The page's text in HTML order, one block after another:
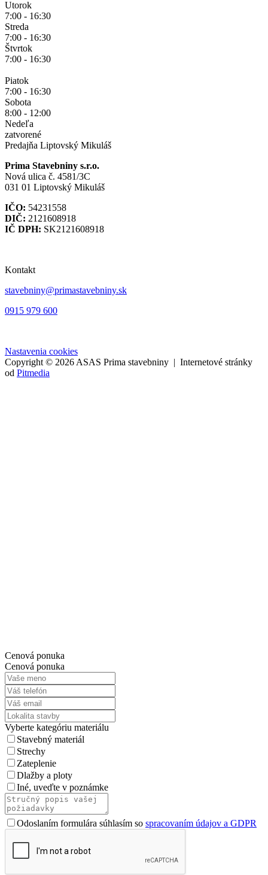
Utorok
7:00 - 16:30
Streda
7:00 - 16:30
Štvrtok
7:00 - 16:30
Piatok
7:00 - 16:30
Sobota
8:00 - 12:00
Nedeľa
zatvorené
Predajňa Liptovský Mikuláš
Prima Stavebniny s.r.o.
Nová ulica č. 4581/3C
031 01 Liptovský Mikuláš
IČO: 54231558
DIČ: 2121608918
IČ DPH: SK2121608918
Kontakt
stavebniny@primastavebniny.sk
0915 979 600
Nastavenia cookies
Copyright © 2026 ASAS Prima stavebniny | Internetové stránky
od Pitmedia
Cenová ponuka
Cenová ponuka
Vyberte kategóriu materiálu
Stavebný materiál
Strechy
Zateplenie
Dlažby a ploty
Iné, uveďte v poznámke
Odoslaním formulára súhlasím so spracovaním údajov a GDPR